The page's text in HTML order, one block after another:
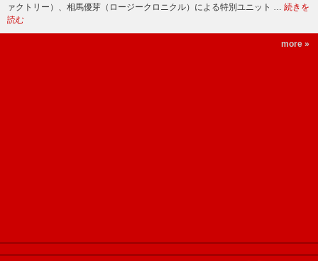
ァクトリー）、相馬優芽（ロージークロニクル）による特別ユニット … 続きを
読む
more »